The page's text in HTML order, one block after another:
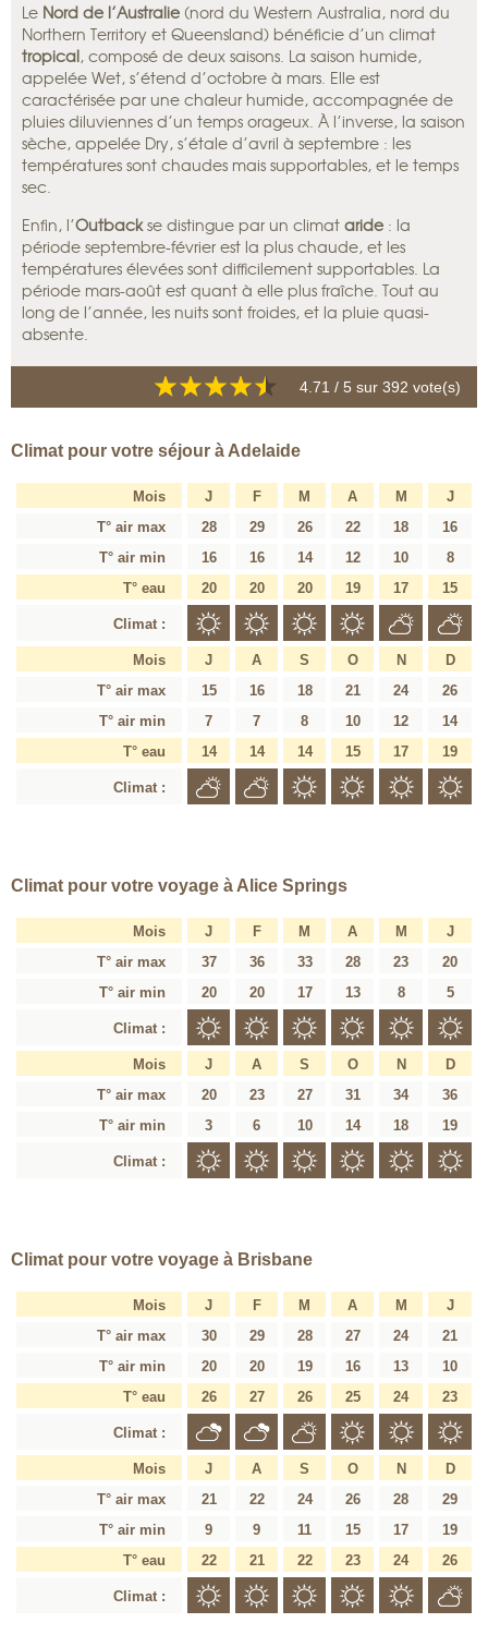
Le Nord de l’Australie (nord du Western Australia, nord du
Northern Territory et Queensland) bénéficie d’un climat
tropical, composé de deux saisons. La saison humide,
appelée Wet, s’étend d’octobre à mars. Elle est
caractérisée par une chaleur humide, accompagnée de
pluies diluviennes d’un temps orageux. À l’inverse, la saison
sèche, appelée Dry, s’étale d’avril à septembre : les
températures sont chaudes mais supportables, et le temps
sec.
Enfin, l’Outbackse distingue par un climat aride : la
période septembre-février est la plus chaude, et les
températures élevées sont difficilement supportables. La
période mars-août est quant à elle plus fraîche. Tout au
long de l’année, les nuits sont froides, et la pluie quasi-
absente.
4.71 / 5 sur 392 vote(s)
Climat pour votre séjour à Adelaide
Mois J F M A M
J
T° air max
28 29 26 22 18
16
T° air min
16 16 14 12 10
8
T° eau
20 20 20 19 17 15
Climat :
Mois J A S O N
D
T° air max
15 16 18 21 24
26
T° air min
7 7 8 10 12
14
T° eau
14 14 14 15 17 19
Climat :
Climat pour votre voyage à Alice Springs
Mois J F M A M
J
T° air max
37 36 33 28 23
20
T° air min
20 20 17 13 8 5
Climat :
Mois J A S O N
D
T° air max
20 23 27 31 34
36
T° air min
3 6 10 14 18 19
Climat :
Climat pour votre voyage à Brisbane
Mois J F M A M
J
T° air max
30 29 28 27 24
21
T° air min
20 20 19 16 13
10
T° eau
26 27 26 25 24 23
Climat :
Mois J A S O N
D
T° air max
21 22 24 26 28
29
T° air min
9 9 11 15 17
19
T° eau
22 21 22 23 24 26
Climat :